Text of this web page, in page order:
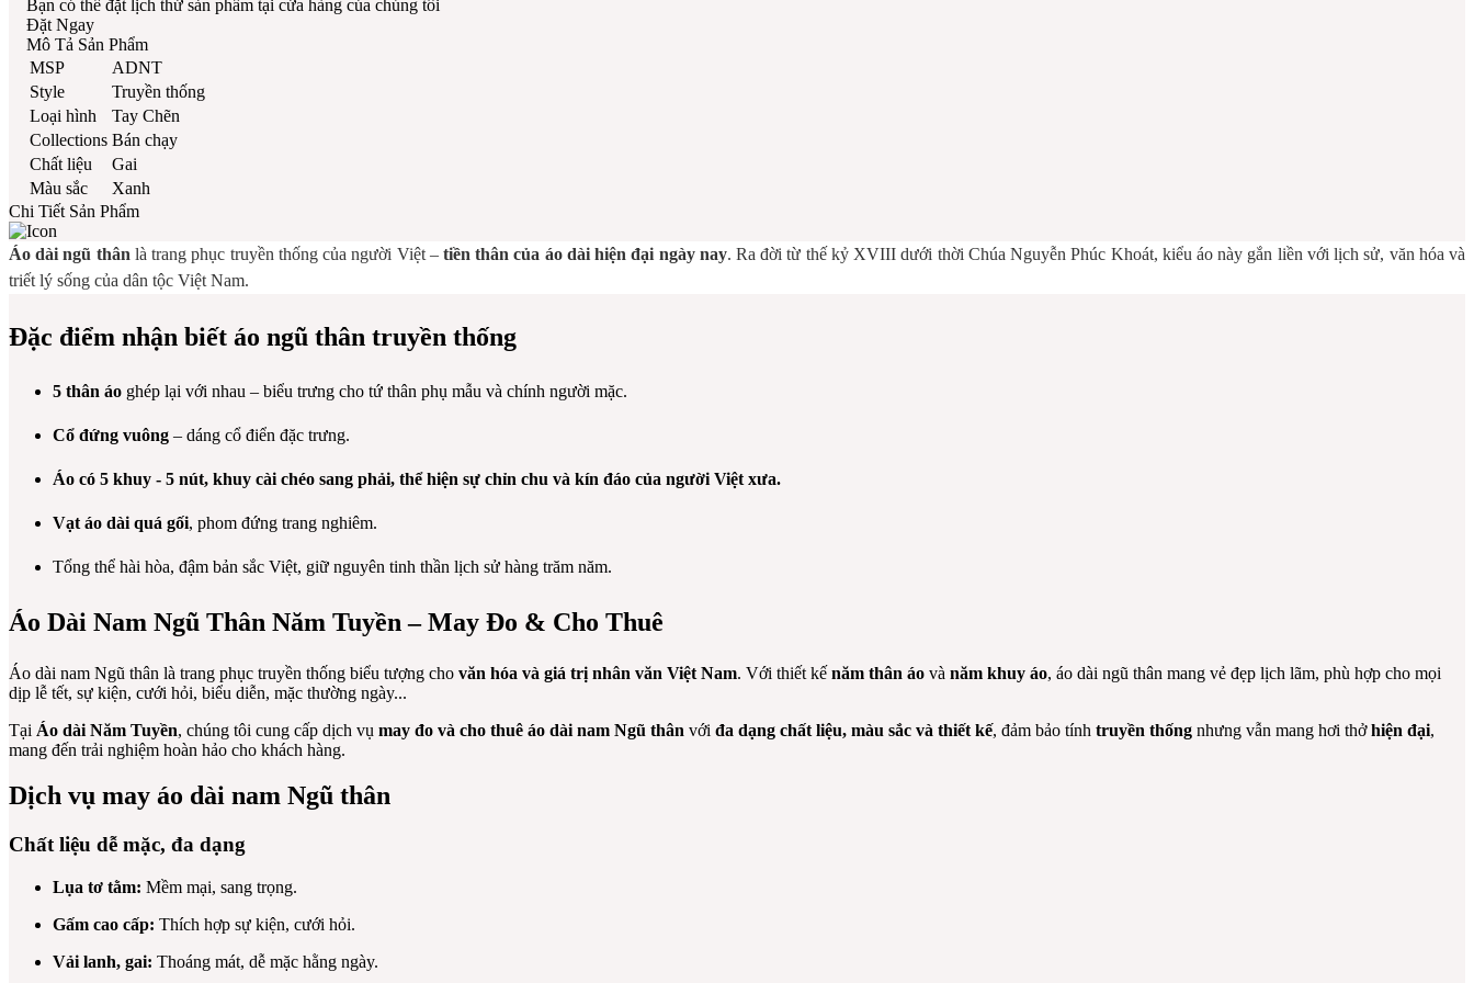
Bạn có thể đặt lịch thử sản phẩm tại cửa hàng của chúng tôi
Đặt Ngay
Mô Tả Sản Phẩm
MSP
ADNT
Style
Truyền thống
Loại hình
Tay Chẽn
Collections Bán chạy
Chất liệu
Gai
Màu sắc
Xanh
Chi Tiết Sản Phẩm
Áo dài ngũ thân là trang phục truyền thống của người Việt – tiền thân của áo dài hiện đại ngày nay. Ra đời từ thế kỷ XVIII dưới thời Chúa Nguyễn Phúc Khoát, kiểu áo này gắn liền với lịch sử, văn hóa và
triết lý sống của dân tộc Việt Nam.
Đặc điểm nhận biết áo ngũ thân truyền thống
5 thân áo ghép lại với nhau – biểu trưng cho tứ thân phụ mẫu và chính người mặc.
Cổ đứng vuông – dáng cổ điển đặc trưng.
Áo có 5 khuy - 5 nút, khuy cài chéo sang phải, thể hiện sự chỉn chu và kín đáo của người Việt xưa.
Vạt áo dài quá gối, phom đứng trang nghiêm.
Tổng thể hài hòa, đậm bản sắc Việt, giữ nguyên tinh thần lịch sử hàng trăm năm.
Áo Dài Nam Ngũ Thân Năm Tuyền – May Đo & Cho Thuê
Áo dài nam Ngũ thân là trang phục truyền thống biểu tượng cho văn hóa và giá trị nhân văn Việt Nam. Với thiết kế năm thân áo và năm khuy áo, áo dài ngũ thân mang vẻ đẹp lịch lãm, phù hợp cho mọi
dịp lễ tết, sự kiện, cưới hỏi, biểu diễn, mặc thường ngày...
Tại Áo dài Năm Tuyền, chúng tôi cung cấp dịch vụ may đo và cho thuê áo dài nam Ngũ thân với đa dạng chất liệu, màu sắc và thiết kế, đảm bảo tính truyền thống nhưng vẫn mang hơi thởhiện đại,
mang đến trải nghiệm hoàn hảo cho khách hàng.
Dịch vụ may áo dài nam Ngũ thân
Chất liệu dễ mặc, đa dạng
Lụa tơ tằm: Mềm mại, sang trọng.
Gấm cao cấp: Thích hợp sự kiện, cưới hỏi.
Vải lanh, gai: Thoáng mát, dễ mặc hằng ngày.